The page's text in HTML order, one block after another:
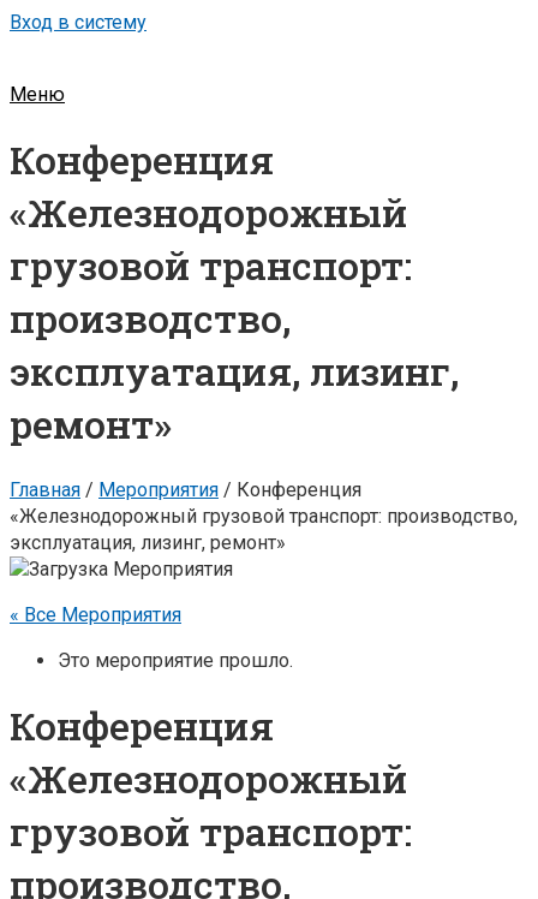
Вход в систему
Меню
Конференция
«Железнодорожный
грузовой транспорт:
производство,
эксплуатация, лизинг,
ремонт»
Главная / Мероприятия / Конференция
«Железнодорожный грузовой транспорт: производство,
эксплуатация, лизинг, ремонт»
« Все Мероприятия
Это мероприятие прошло.
Конференция
«Железнодорожный
грузовой транспорт:
производство,